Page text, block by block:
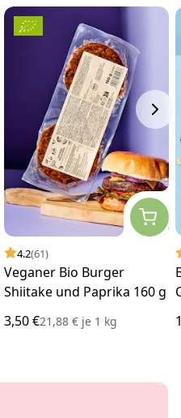
4.2(61)
Veganer Bio Burger
Shiitake und Paprika 160 g
3,50 €21,88 € je1 kg